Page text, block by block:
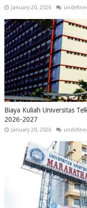
January 20, 2026
Biaya Kuliah Universitas
2026-2027
January 20, 2026